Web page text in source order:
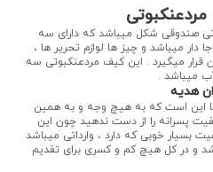
صندوقی شکل میباشد که دارای سه
دار میباشد و چیز ها لوازم تحریر ها ،
قرار میگیرد . این کیف مردعنکبوتی سه
میباشد .
هدیه
ما این است که به هیچ وجه و به همین
پسرانه را از دست ندهید چون این
بسیار خوبی که دارد ، وارداتی میباشد
و در کل هیچ کم و کسری برای تقدیم